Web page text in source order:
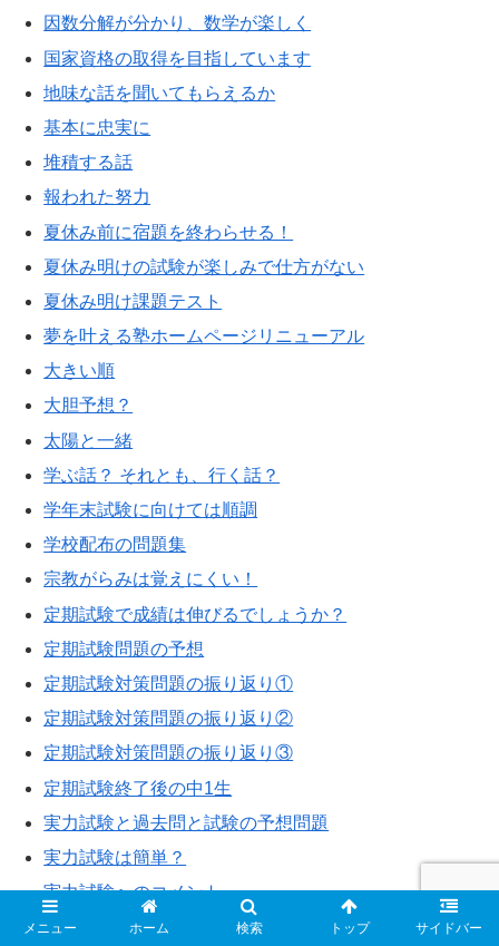
因数分解が分かり、数学が楽しく
国家資格の取得を目指しています
地味な話を聞いてもらえるか
基本に忠実に
堆積する話
報われた努力
夏休み前に宿題を終わらせる！
夏休み明けの試験が楽しみで仕方がない
夏休み明け課題テスト
夢を叶える塾ホームページリニューアル
大きい順
大胆予想？
太陽と一緒
学ぶ話？ それとも、行く話？
学年末試験に向けては順調
学校配布の問題集
宗教がらみは覚えにくい！
定期試験で成績は伸びるでしょうか？
定期試験問題の予想
定期試験対策問題の振り返り①
定期試験対策問題の振り返り②
定期試験対策問題の振り返り③
定期試験終了後の中1生
実力試験と過去問と試験の予想問題
実力試験は簡単？
実力試験へのコメント
小中高校の臨時休校を受けて
メニュー ホーム 検索 トップ サイドバー